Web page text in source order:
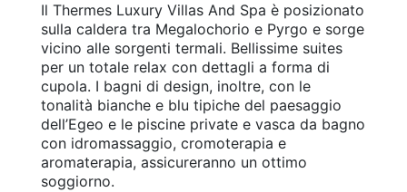
Il Thermes Luxury Villas And Spa è posizionato
sulla caldera tra Megalochorio e Pyrgo e sorge
vicino alle sorgenti termali. Bellissime suites
per un totale relax con dettagli a forma di
cupola. I bagni di design, inoltre, con le
tonalità bianche e blu tipiche del paesaggio
dell’Egeo e le piscine private e vasca da bagno
con idromassaggio, cromoterapia e
aromaterapia, assicureranno un ottimo
soggiorno.